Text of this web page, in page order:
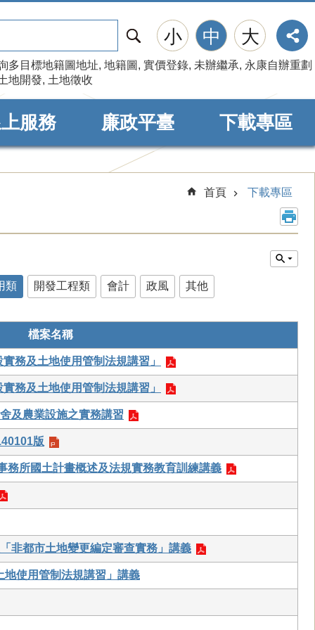
尋
多目標地籍圖地址 地籍圖 實價登錄 未辦繼承 永康自辦重劃
地開發 土地徵收
小 中 大
服務 廉政平臺 下載專區
首頁 下載專區
類 開發工程類 會計 政風 其他
檔案名稱
務及土地使用管制法規講習」
務及土地使用管制法規講習」
及農業設施之實務講習
版
務所國土計畫概述及法規實務教育訓練講義
非都市土地變更編定審查實務」講義
使用管制法規講習」講義